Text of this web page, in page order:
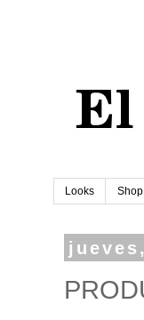
Looks Shop